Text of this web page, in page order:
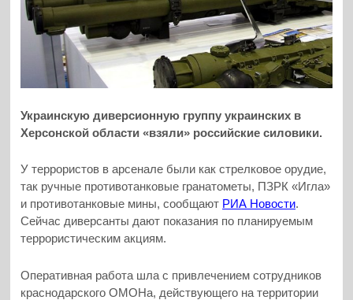
Украинскую диверсионную группу украинских в
Херсонской области «взяли» российские силовики.
У террористов в арсенале были как стрелковое орудие,
так ручные противотанковые гранатометы, ПЗРК «Игла»
и противотанковые мины, сообщают РИА Новости.
Сейчас диверсанты дают показания по планируемым
террористическим акциям.
Оперативная работа шла с привлечением сотрудников
краснодарского ОМОНа, действующего на территории